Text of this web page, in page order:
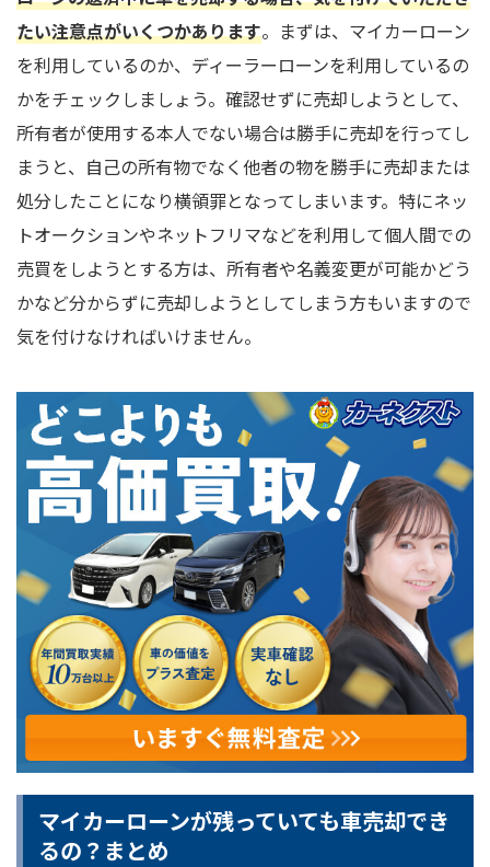
たい注意点がいくつかあります。まずは、マイカーローン
を利用しているのか、ディーラーローンを利用しているの
かをチェックしましょう。確認せずに売却しようとして、
所有者が使用する本人でない場合は勝手に売却を行ってし
まうと、自己の所有物でなく他者の物を勝手に売却または
処分したことになり横領罪となってしまいます。特にネッ
トオークションやネットフリマなどを利用して個人間での
売買をしようとする方は、所有者や名義変更が可能かどう
かなど分からずに売却しようとしてしまう方もいますので
気を付けなければいけません。
マイカーローンが残っていても車売却でき
るの？まとめ